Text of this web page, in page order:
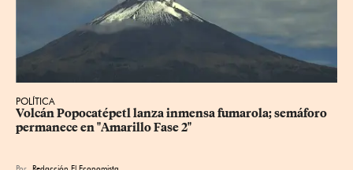
POLÍTICA
Volcán Popocatépetl lanza inmensa fumarola; semáforo
permanece en "Amarillo Fase 2"
Por Redacción El Economista